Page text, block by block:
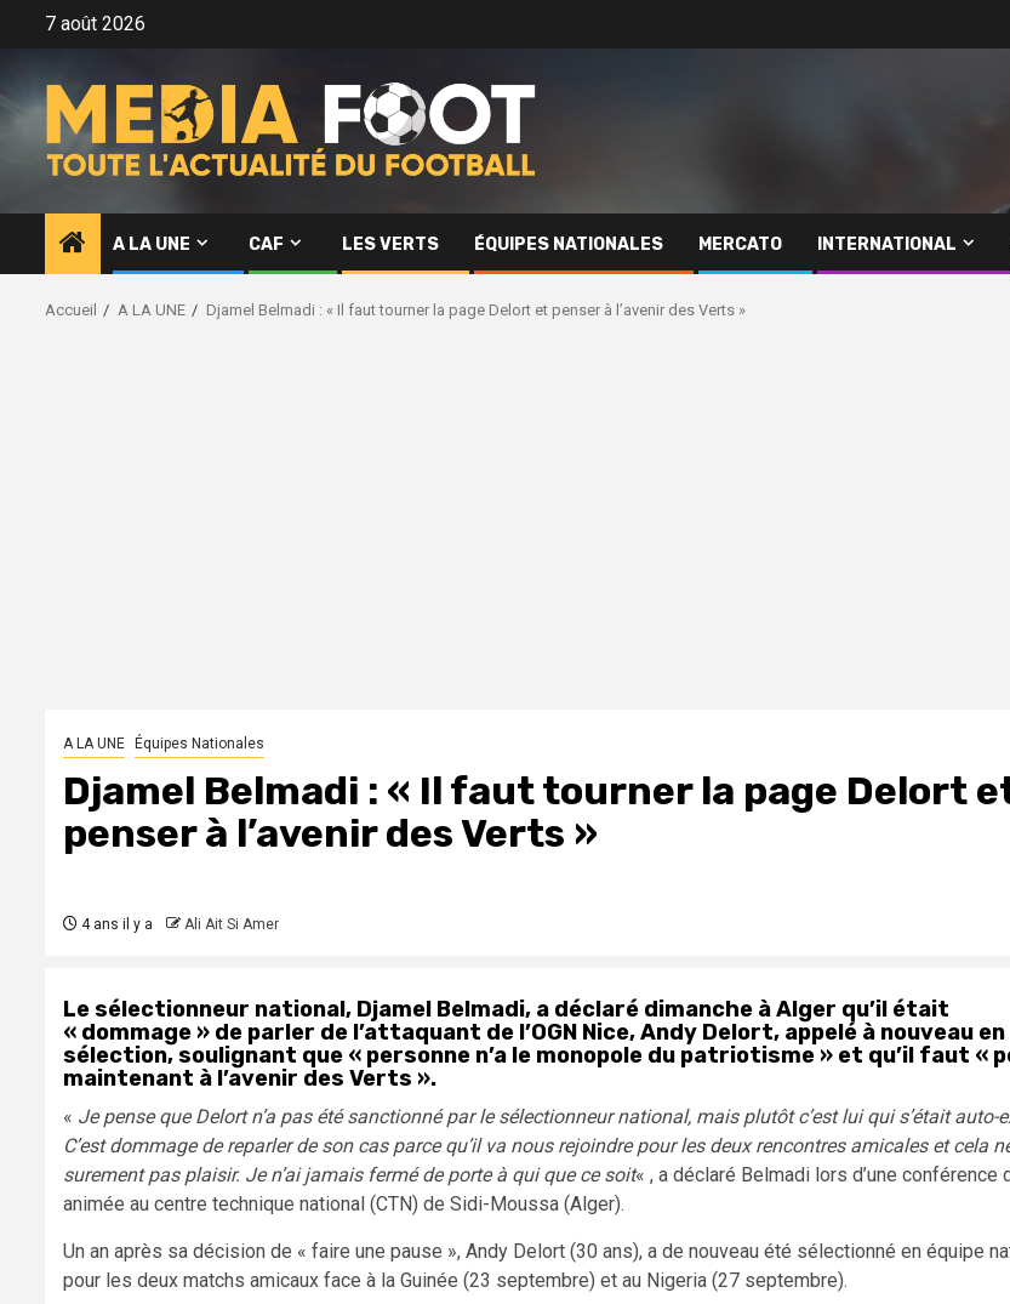
7 août 2026
A LA UNE CAF LES VERTS ÉQUIPES NATIONALES MERCATO INTERNATIONAL
Accueil A LA UNE Djamel Belmadi : « Il faut tourner la page Delort et penser à l’avenir des Verts »
A LA UNE Équipes Nationales
Djamel Belmadi : « Il faut tourner la page Delort
penser à l’avenir des Verts »
4 ans il y a Ali Ait Si Amer
Le sélectionneur national, Djamel Belmadi, a déclaré dimanche à Alger qu’il était
« dommage » de parler de l’attaquant de l’OGN Nice, Andy Delort, appelé à nouveau en
sélection, soulignant que « personne n’a le monopole du patriotisme » et qu’il faut «
maintenant à l’avenir des Verts ».
« Je pense que Delort n’a pas été sanctionné par le sélectionneur national, mais plutôt c’est lui qui s’était auto-
C’est dommage de reparler de son cas parce qu’il va nous rejoindre pour les deux rencontres amicales et cela
surement pas plaisir. Je n’ai jamais fermé de porte à qui que ce soit« , a déclaré Belmadi lors d’une conférence
animée au centre technique national (CTN) de Sidi-Moussa (Alger).
Un an après sa décision de « faire une pause », Andy Delort (30 ans), a de nouveau été sélectionné en équipe
pour les deux matchs amicaux face à la Guinée (23 septembre) et au Nigeria (27 septembre).